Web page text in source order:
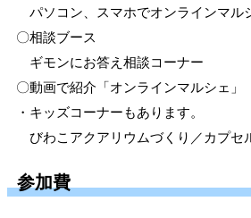
パソコン、スマホでオンラインマル
〇相談ブース
ギモンにお答え相談コーナー
〇動画で紹介「オンラインマルシェ」
・キッズコーナーもあります。
びわこアクアリウムづくり／カプセ
参加費